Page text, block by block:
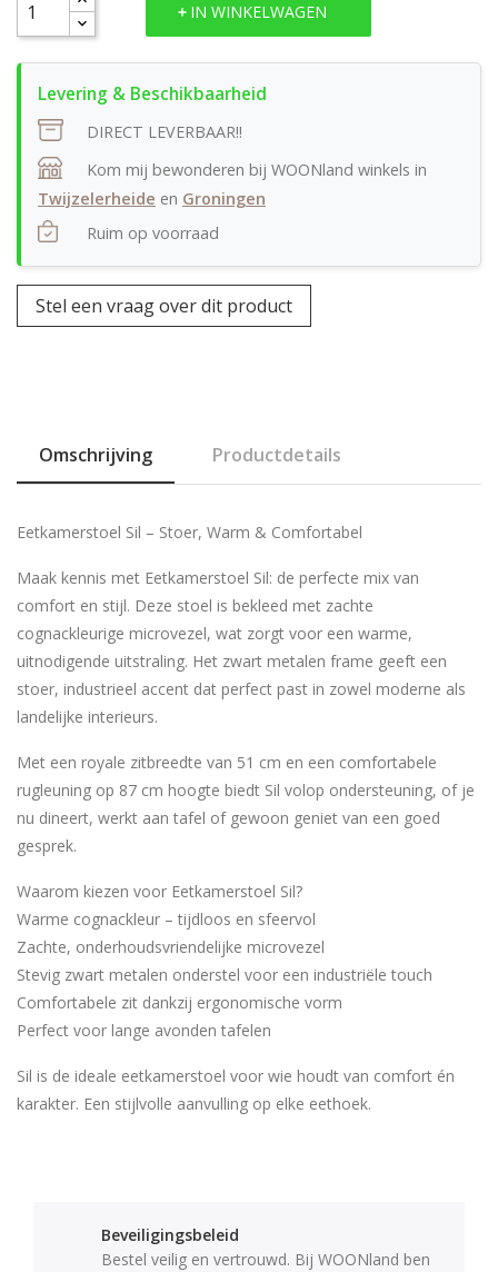
IN WINKELWAGEN
DIRECT LEVERBAAR!!
Kom mij bewonderen bij WOONland winkels in
Twijzelerheide en Groningen
Ruim op voorraad
Stel een vraag over dit product
Omschrijving Productdetails
Eetkamerstoel Sil – Stoer, Warm & Comfortabel
Maak kennis met Eetkamerstoel Sil: de perfecte mix van
comfort en stijl. Deze stoel is bekleed met zachte
cognackleurige microvezel, wat zorgt voor een warme,
uitnodigende uitstraling. Het zwart metalen frame geeft een
stoer, industrieel accent dat perfect past in zowel moderne als
landelijke interieurs.
Met een royale zitbreedte van 51 cm en een comfortabele
rugleuning op 87 cm hoogte biedt Sil volop ondersteuning, of je
nu dineert, werkt aan tafel of gewoon geniet van een goed
gesprek.
Waarom kiezen voor Eetkamerstoel Sil?
Warme cognackleur – tijdloos en sfeervol
Zachte, onderhoudsvriendelijke microvezel
Stevig zwart metalen onderstel voor een industriële touch
Comfortabele zit dankzij ergonomische vorm
Perfect voor lange avonden tafelen
Sil is de ideale eetkamerstoel voor wie houdt van comfort én
karakter. Een stijlvolle aanvulling op elke eethoek.
Beveiligingsbeleid
Bestel veilig en vertrouwd. Bij WOONland ben